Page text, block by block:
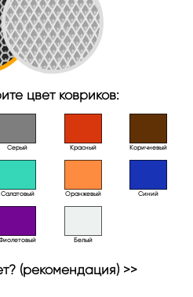
цвет ковриков:
Серый Красный Коричневый
Салатовый Оранжевый Синий
Белый
(рекомендация) >>